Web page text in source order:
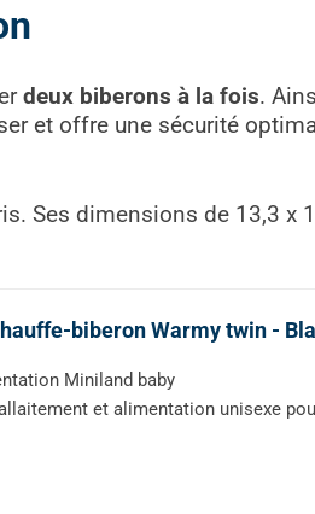
deux biberons à la fois.
et offre une sécurité
Ses dimensions de 13,3 x
biberon Warmy twin -
Miniland baby
et alimentation unisexe